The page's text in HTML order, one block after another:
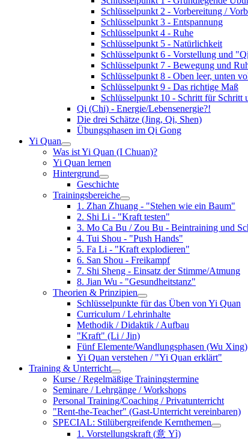
Schlüsselpunkt 2 - Vorbereitung /
Schlüsselpunkt 3 - Entspannung
Schlüsselpunkt 4 - Ruhe
Schlüsselpunkt 5 - Natürlichkeit
Schlüsselpunkt 6 - Vorstellung und
Schlüsselpunkt 7 - Bewegung und
Schlüsselpunkt 8 - Oben leer, unten
Schlüsselpunkt 9 - Das richtige Maß
Schlüsselpunkt 10 - Schritt für Schritt
Qi (Chi) - Energie/Lebensenergie?!
Die drei Schätze (Jing, Qi, Shen)
Übungsphasen im Qi Gong
Yi Quan
Was ist Yi Quan (I Chuan)?
Yi Quan lernen
Hintergrund
Geschichte
Trainingsbereiche
1. Zhan Zhuang - "Stehen wie ein Baum"
2. Shi Li - "Kraft testen"
3. Mo Ca Bu / Zou Bu - Beintraining und
4. Tui Shou - "Push Hands"
5. Fa Li - "Kraft explodieren"
6. San Shou - Freikampf
7. Shi Sheng - Einsatz der Stimme/Atmung
8. Jian Wu - "Gesundheitstanz"
Theorien & Prinzipien
Schlüsselpunkte für das Üben von Yi Quan
Curriculum / Lehrinhalte
Methodik / Didaktik / Aufbau
"Kraft" (Li / Jin)
Fünf Elemente/Wandlungsphasen (Wu Xing)
Yi Quan verstehen / "Yi Quan erklärt"
Training & Unterricht
Kurse / Regelmäßige Trainingstermine
Seminare / Lehrgänge / Workshops
Personal Training/Coaching / Privatunterricht
"Rent-the-Teacher" (Gast-Unterricht vereinbaren)
SPECIAL: Stilübergreifende Kernthemen
1. Vorstellungskraft (意 Yì)